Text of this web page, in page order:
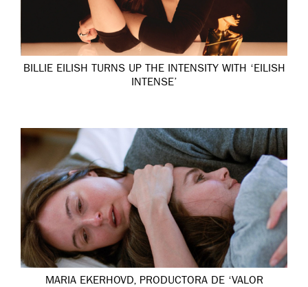
BILLIE EILISH TURNS UP THE INTENSITY WITH ‘EILISH
INTENSE’
MARIA EKERHOVD, PRODUCTORA DE ‘VALOR